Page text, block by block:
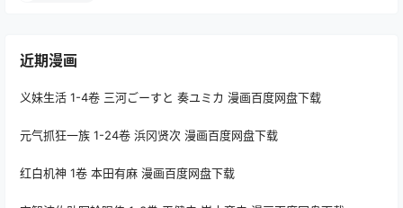
近期漫画
义妹生活 1-4卷 三河ごーすと 奏ユミカ 漫画百度网盘下载
元气抓狂一族 1-24卷 浜冈贤次 漫画百度网盘下载
红白机神 1卷 本田有麻 漫画百度网盘下载